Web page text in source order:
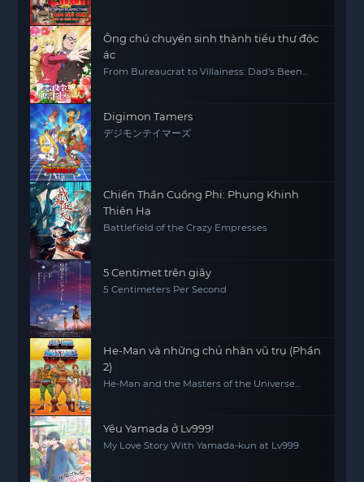
Ông chú chuyển sinh thành tiểu thư độc
ác
From Bureaucrat to Villainess: Dad's Been
Digimon Tamers
デジモンテイマーズ
Chiến Thần Cuồng Phi: Phụng Khinh
Thiên Hạ
Battlefield of the Crazy Empresses
5 Centimet trên giây
5 Centimeters Per Second
He-Man và những chủ nhân vũ trụ (Phần
2)
He-Man and the Masters of the Universe
Yêu Yamada ở Lv999!
My Love Story With Yamada-kun at Lv999